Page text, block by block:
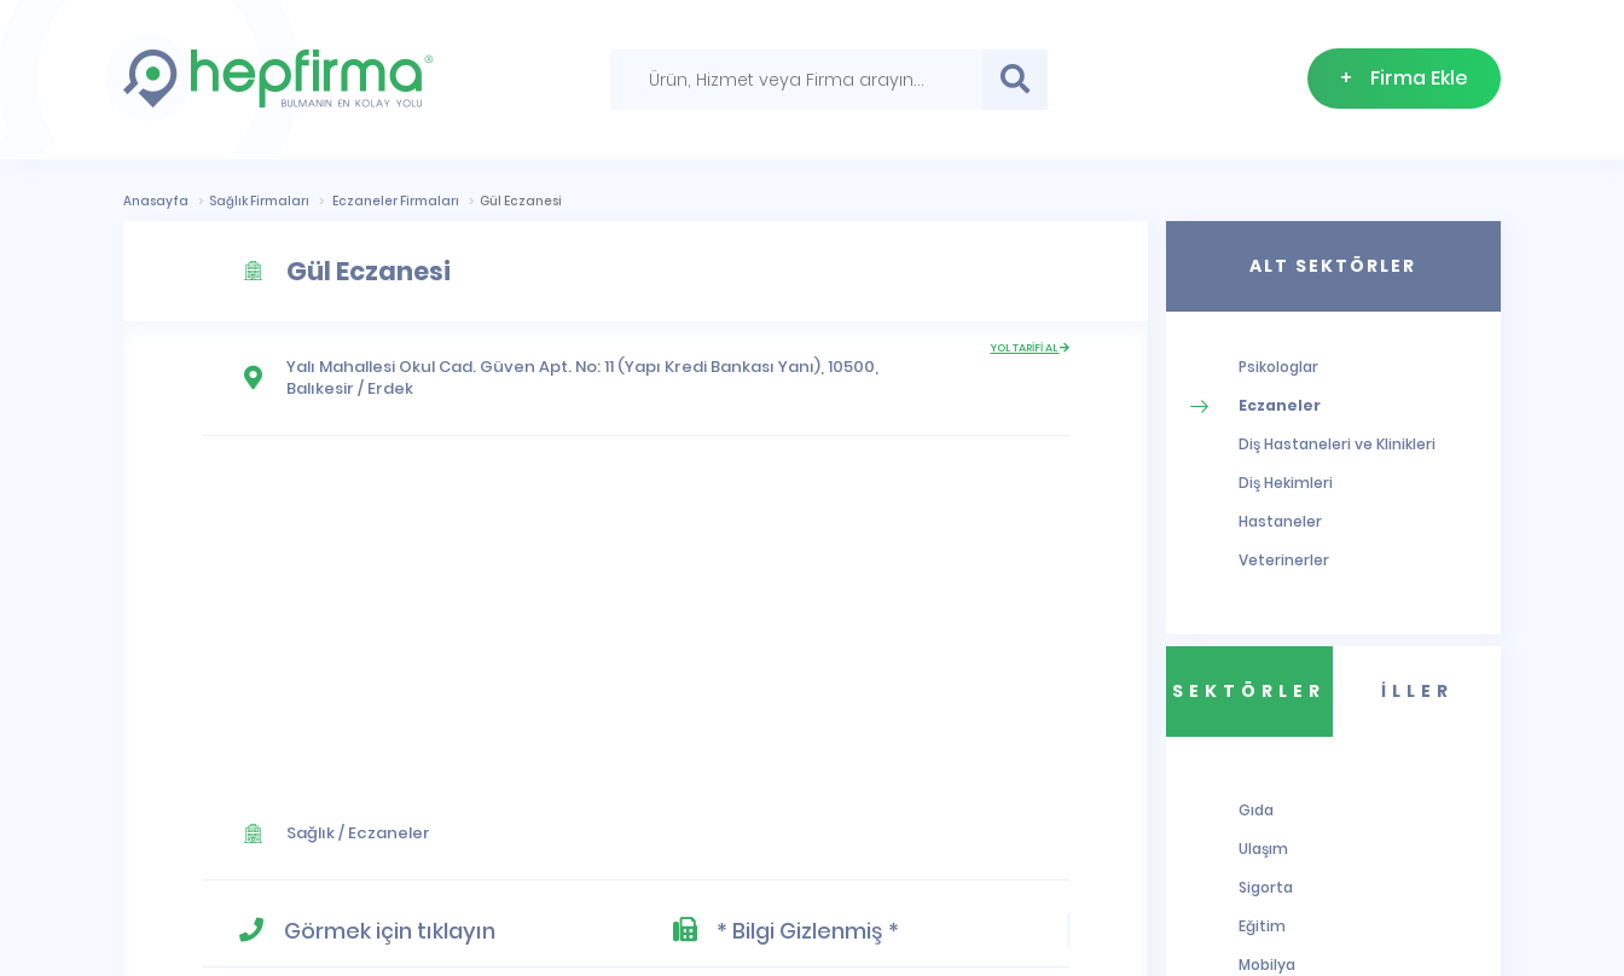
+ Firma Ekle
Anasayfa Sağlık Firmaları Eczaneler Firmaları Gül Eczanesi
Gül Eczanesi
Yalı Mahallesi Okul Cad. Güven Apt. No: 11 (Yapı Kredi Bankası Yanı), 10500,
Balıkesir / Erdek
YOL TARİFİ AL
Sağlık/ Eczaneler
Görmek için tıklayın * Bilgi Gizlenmiş *
ALT SEKTÖRLER
Psikologlar
Eczaneler
Diş Hastaneleri ve Klinikleri
Diş Hekimleri
Hastaneler
Veterinerler
SEKTÖRLER İLLER
Gıda
Ulaşım
Sigorta
Eğitim
Mobilya